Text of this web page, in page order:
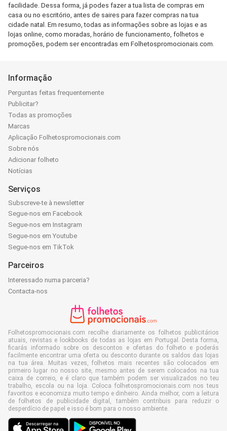
facilidade. Dessa forma, já podes fazer a tua lista de compras em
casa ou no escritório, antes de saires para fazer compras na tua
cidade natal. Em resumo, todas as informações sobre as lojas e as
lojas online, como moradas, horário de funcionamento, folhetos e
promoções, podem ser encontradas em Folhetospromocionais.com.
Informação
Perguntas feitas frequentemente
Publicitar?
Todas as promoções
Marcas
Aplicação Folhetospromocionais.com
Sobre nós
Adicionar folheto
Notícias
Serviços
Subscreve-te à newsletter
Segue-nos em Facebook
Segue-nos em Instagram
Segue-nos em Youtube
Segue-nos em TikTok
Parceiros
Interessado numa parceria?
Contacta-nos
Folhetospromocionais.com recolhe diariamente os folhetos publicitários
atuais, revistas e lookbooks de todas as lojas em Portugal. Desta forma,
ficarás informado sobre os descontos e ofertas do folheto e poderás
facilmente encontrar uma oferta ou desconto durante os saldos das lojas
na tua área. Muitas vezes, folhetos mais recentes são colocados em
primeiro lugar no nosso site, mesmo antes de serem colocados na tua
caixa de correio, e é claro que também podem ser visualizados no teu
trabalho, escola ou na loja. Coloca folhetospromocionais.com nos teus
favoritos e economiza muito tempo e dinheiro. Ainda melhor, com a leitura
de folhetos de publicidade digital, também contribuis para reduzir o
desperdício de papel e isso é bom para o nosso ambiente.